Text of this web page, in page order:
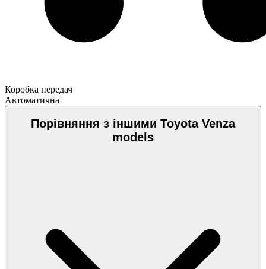
Коробка передач
Автоматична
Порівняння з іншими Toyota Venza
models